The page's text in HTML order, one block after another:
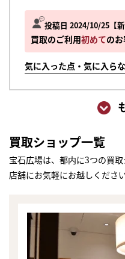
投稿日 2024/10/25
買取のご利用初めての
気に入った点・気に入ら
買取ショップ一覧
宝石広場は、都内に3つの買
店舗にお気軽にお越しください
かん